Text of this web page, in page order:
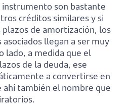
instrumento son bastante
créditos similares y si
de amortización, los
llegan a ser muy
lado, a medida que el
de la deuda, ese
a convertirse en
también el nombre que